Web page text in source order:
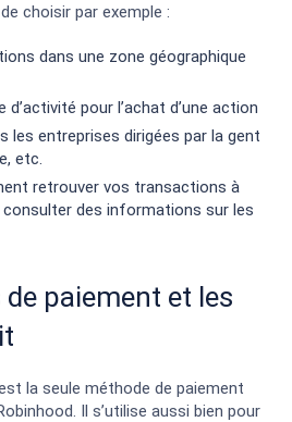
choisir par exemple :
dans une zone géographique
d’activité pour l’achat d’une action
les entreprises dirigées par la gent
etc.
retrouver vos transactions à
consulter des informations sur les
paiement et les
la seule méthode de paiement
Il s’utilise aussi bien pour